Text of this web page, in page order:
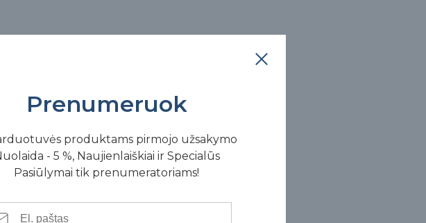
Prenumeruok
produktams pirmojo užsakymo
- 5 %, Naujienlaiškiai ir Specialūs
Pasiūlymai tik prenumeratoriams!